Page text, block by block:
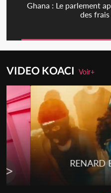
Ghana : Le parlement
des frais
VIDEO KOACIVoir+
RAP
RENARD